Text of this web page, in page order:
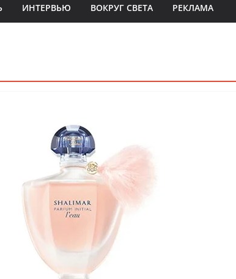
ИНТЕРВЬЮ ВОКРУГ СВЕТА РЕКЛАМА